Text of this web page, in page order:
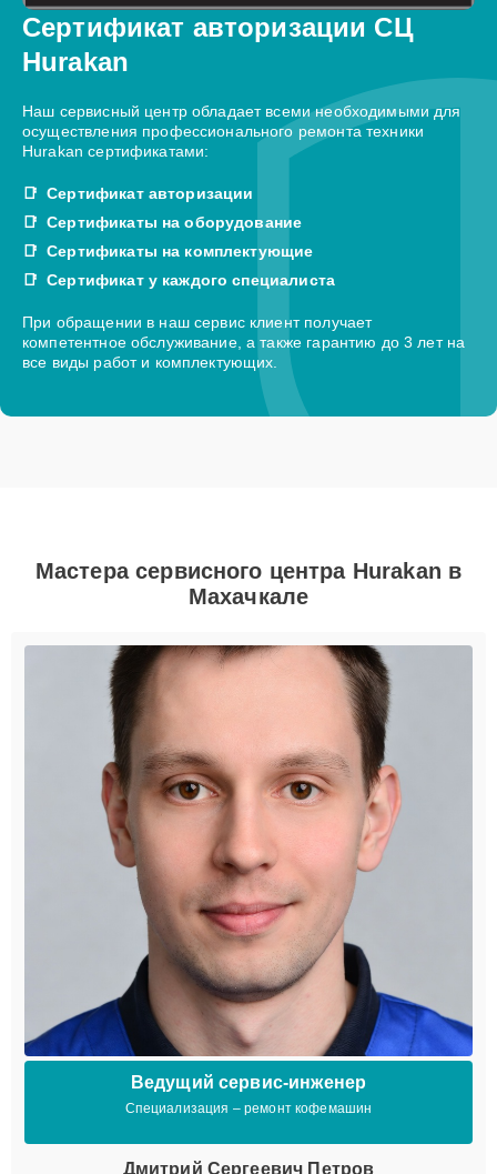
Сертификат авторизации СЦ
Hurakan
Наш сервисный центр обладает всеми необходимыми для
осуществления профессионального ремонта техники
Hurakan сертификатами:
Сертификат авторизации
Сертификаты на оборудование
Сертификаты на комплектующие
Сертификат у каждого специалиста
При обращении в наш сервис клиент получает
компетентное обслуживание, а также гарантию до 3 лет на
все виды работ и комплектующих.
Мастера сервисного центра Hurakan в
Махачкале
Ведущий сервис-инженер
Специализация – ремонт кофемашин
Дмитрий Сергеевич Петров